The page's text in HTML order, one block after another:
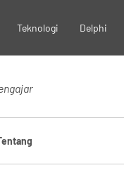
Teknologi Delphi